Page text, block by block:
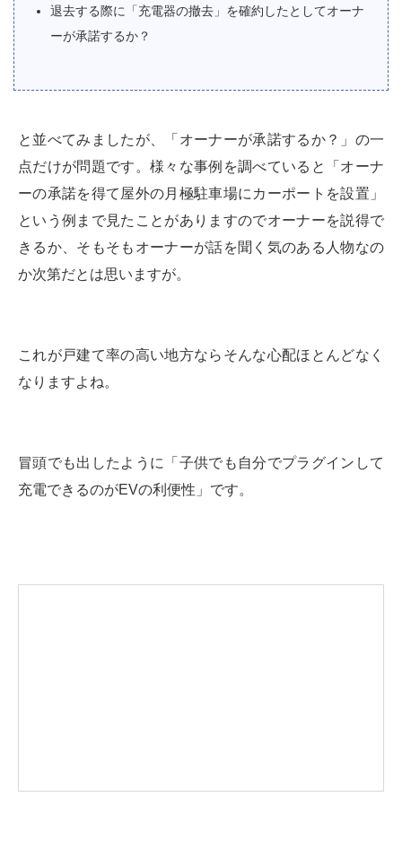
退去する際に「充電器の撤去」を確約したとしてオーナ
ーが承諾するか？
と並べてみましたが、「オーナーが承諾するか？」の一
点だけが問題です。様々な事例を調べていると「オーナ
ーの承諾を得て屋外の月極駐車場にカーポートを設置」
という例まで見たことがありますのでオーナーを説得で
きるか、そもそもオーナーが話を聞く気のある人物なの
か次第だとは思いますが。
これが戸建て率の高い地方ならそんな心配ほとんどなく
なりますよね。
冒頭でも出したように「子供でも自分でプラグインして
充電できるのがEVの利便性」です。